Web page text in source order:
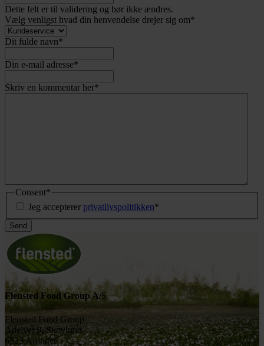
Dette felt er til validering og bør ikke ændres.
Vælg venligst hvad din henvendelse drejer sig om*
Dit fulde navn*
Din e-mail adresse*
Skriv en kommentar her*
Consent*
Jeg accepterer privatlivspolitikken*
Flensted Food Group A/S
Flensted Food Group
Adelvej 9, Skovlund
6823 Ansager